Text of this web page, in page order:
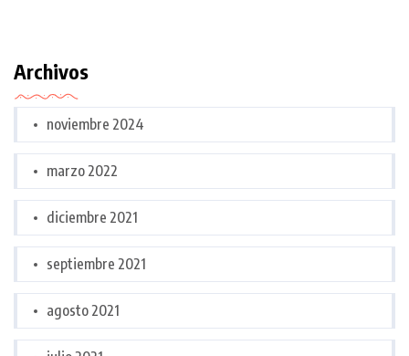
Archivos
noviembre 2024
marzo 2022
diciembre 2021
septiembre 2021
agosto 2021